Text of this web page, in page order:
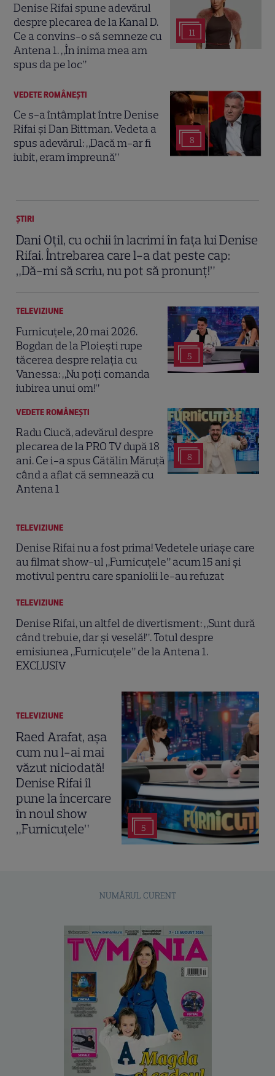
11
Denise Rifai spune adevărul
despre plecarea de la Kanal D.
Ce a convins-o să semneze cu
Antena 1. „În inima mea am
spus da pe loc”
8
VEDETE ROMÂNEŞTI
Ce s-a întâmplat între Denise
Rifai și Dan Bittman. Vedeta a
spus adevărul: „Dacă m-ar fi
iubit, eram împreună”
ȘTIRI
Dani Oțil, cu ochii în lacrimi în fața lui Denise
Rifai. Întrebarea care l-a dat peste cap:
„Dă-mi să scriu, nu pot să pronunț!”
5
TELEVIZIUNE
Furnicuțele, 20 mai 2026.
Bogdan de la Ploiești rupe
tăcerea despre relația cu
Vanessa: „Nu poți comanda
iubirea unui om!”
8
VEDETE ROMÂNEŞTI
Radu Ciucă, adevărul despre
plecarea de la PRO TV după 18
ani. Ce i-a spus Cătălin Măruță
când a aflat că semnează cu
Antena 1
TELEVIZIUNE
Denise Rifai nu a fost prima! Vedetele uriașe care
au filmat show-ul „Furnicuțele” acum 15 ani și
motivul pentru care spaniolii le-au refuzat
TELEVIZIUNE
Denise Rifai, un altfel de divertisment: „Sunt dură
când trebuie, dar și veselă!”. Totul despre
emisiunea „Furnicuțele” de la Antena 1.
EXCLUSIV
5
TELEVIZIUNE
Raed Arafat, așa
cum nu l-ai mai
văzut niciodată!
Denise Rifai îl
pune la încercare
în noul show
„Furnicuțele”
NUMĂRUL CURENT